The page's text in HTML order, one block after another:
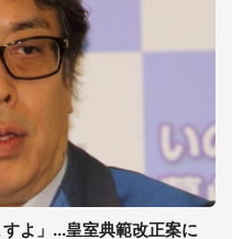
よ」...皇室典範改正案に